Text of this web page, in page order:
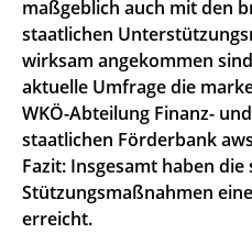
maßgeblich auch mit den
staatlichen
wirksam angekommen
aktuelle Umfrage die
WKÖ-Abteilung Finanz-
staatlichen Förderbank
Fazit: Insgesamt haben die
Stützungsmaßnahmen
erreicht.